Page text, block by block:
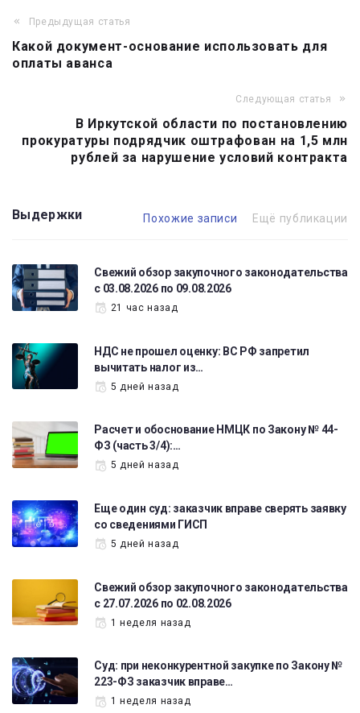
Навигация
по
Предыдущая статья
Какой документ-основание использовать для
оплаты аванса
Следующая статья
В Иркутской области по постановлению
прокуратуры подрядчик оштрафован на 1,5 млн
рублей за нарушение условий контракта
Выдержки Похожие записи Ещё публикации
Свежий обзор закупочного законодательства
с 03.08.2026 по 09.08.2026
21 час назад
НДС не прошел оценку: ВС РФ запретил
вычитать налог из…
5 дней назад
Расчет и обоснование НМЦК по Закону № 44-
ФЗ (часть 3/4):…
5 дней назад
Еще один суд: заказчик вправе сверять заявку
со сведениями ГИСП
5 дней назад
Свежий обзор закупочного законодательства
с 27.07.2026 по 02.08.2026
1 неделя назад
Суд: при неконкурентной закупке по Закону №
223-ФЗ заказчик вправе…
1 неделя назад